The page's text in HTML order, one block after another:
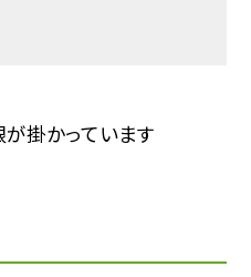
掛かっています